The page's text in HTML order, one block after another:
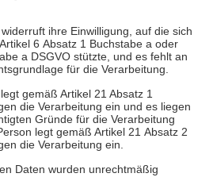
ihre Einwilligung, auf die sich
6 Absatz 1 Buchstabe a oder
a DSGVO stützte, und es fehlt an
für die Verarbeitung.
gemäß Artikel 21 Absatz 1
die Verarbeitung ein und es liegen
Gründe für die Verarbeitung
legt gemäß Artikel 21 Absatz 2
die Verarbeitung ein.
Daten wurden unrechtmäßig